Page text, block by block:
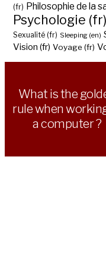
(fr) Philosophie de la
Psychologie (fr)
Sexualité (fr) Sleeping (en)
Vision (fr) Voyage (fr)
What is the
rule when
a computer ?